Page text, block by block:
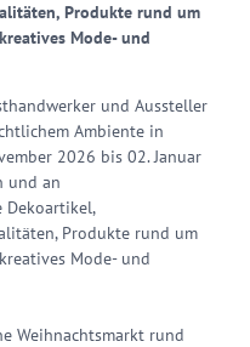
Produkte rund um
Mode- und
und Aussteller
Ambiente in
2026 bis 02. Januar
und an
Dekoartikel,
Produkte rund um
Mode- und
Weihnachtsmarkt rund